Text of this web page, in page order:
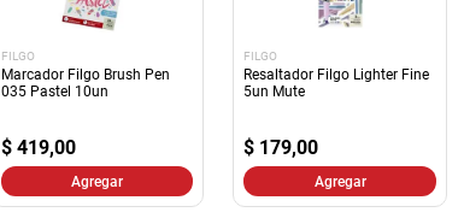
FILGO
Marcador Filgo Brush Pen
035 Pastel 10un
$ 419,00
Agregar
FILGO
Resaltador Filgo Lighter Fine
5un Mute
$ 179,00
Agregar